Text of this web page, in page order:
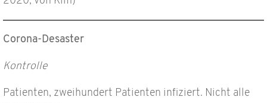
Corona-Desaster
Kontrolle
Patienten, zweihundert Patienten infiziert. Nicht alle